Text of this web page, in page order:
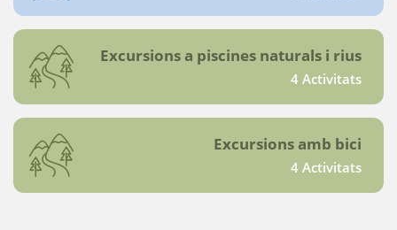
Excursions a piscines naturals i rius
4 Activitats
Excursions amb bici
4 Activitats